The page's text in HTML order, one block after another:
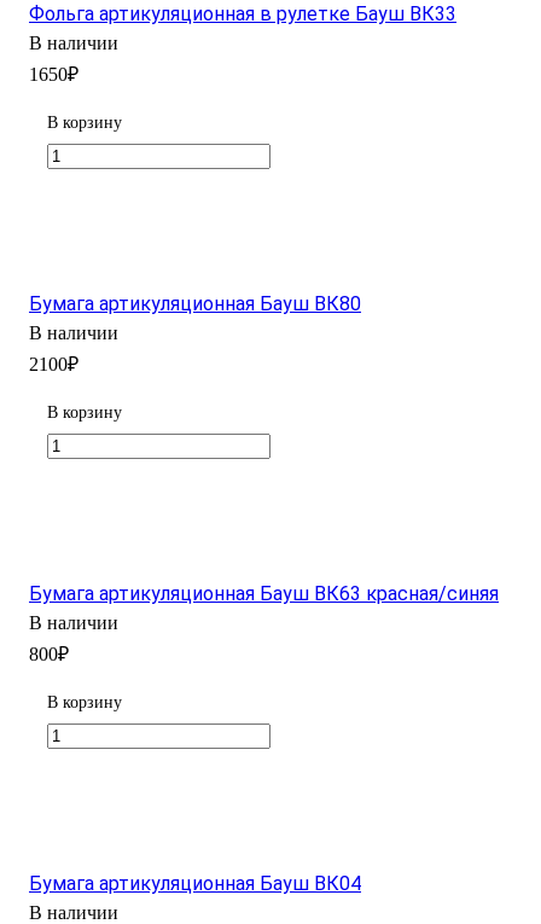
Фольга артикуляционная в рулетке Бауш ВК33
В наличии
1650₽
В корзину
Бумага артикуляционная Бауш ВК80
В наличии
2100₽
В корзину
Бумага артикуляционная Бауш ВК63 красная/синяя
В наличии
800₽
В корзину
Бумага артикуляционная Бауш ВК04
В наличии